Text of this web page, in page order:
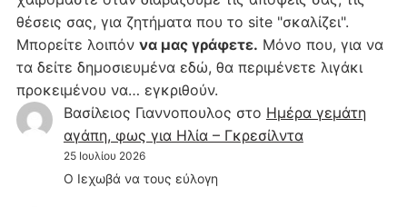
θέσεις σας, για ζητήματα που το site "σκαλίζει".
Μπορείτε λοιπόν να μας γράφετε. Μόνο που, για να
τα δείτε δημοσιευμένα εδώ, θα περιμένετε λιγάκι
προκειμένου να… εγκριθούν.
Βασίλειος Γιαννοπουλος στο Hμέρα γεμάτη
αγάπη, φως για Ηλία – Γκρεσίλντα
25 Ιουλίου 2026
Ο Ιεχωβά να τους εύλογη